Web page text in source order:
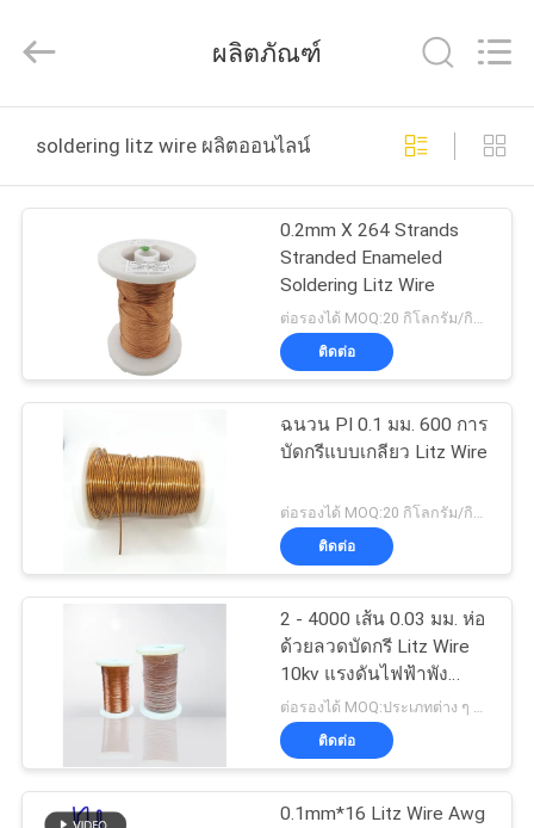
บ้าน
ผลิตภัณฑ์
เกี่ยว
ทัวร์
โรงงาน
ควบคุม
คุณภาพ
Electric
Material
Rights
ผลิตภัณฑ์
soldering litz wire ผลิตออนไลน์
0.2mm X 264 Strands
Stranded Enameled
Soldering Litz Wire
ต่อรองได้ MOQ:20 กิโลกรัม/กิโลกรัม
ติดต่อ
ฉนวน PI 0.1 มม. 600 การ
บัดกรีแบบเกลียว Litz Wire
ติดต่อ
2 - 4000 เส้น 0.03 มม. ห่อ
ด้วยลวดบัดกรี Litz Wire
10kv แรงดันไฟฟ้าพัง
ทลายของลวดทองแดง
เคลือบ
ติดต่อ
0.1mm*16 Litz Wire Awg